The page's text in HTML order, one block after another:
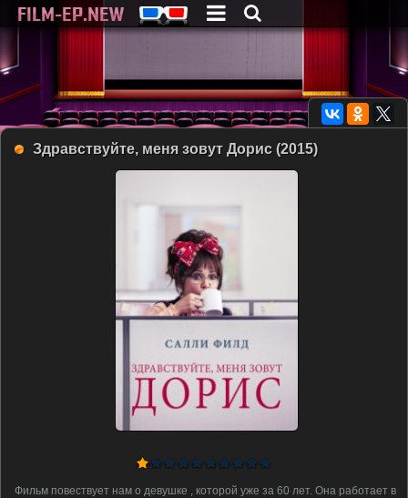
Здравствуйте, меня зовут Дорис (2015)
Фильм повествует нам о девушке , которой уже за 60 лет. Она работает в